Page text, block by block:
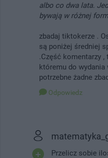
albo co dwa lata.
bywają w różnej
zbadaj tiktokerze .
są poniżej średniej
.Część komentarzy
któremu do wydania
potrzebne żadne
Odpowiedz
Przelicz sobie